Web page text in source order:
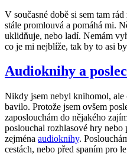
V současné době si sem tam
stále promlouvá a pomáhá mi.
uklidňuje, nebo ladí. Nemám
co je mi nejblíže, tak by to asi
Audioknihy a
Nikdy jsem nebyl knihomol, ale
bavilo. Protože jsem ovšem
zaposlouchám do nějakého
poslouchal rozhlasové hry
zejména audioknihy.
cestách, nebo před spaním pro